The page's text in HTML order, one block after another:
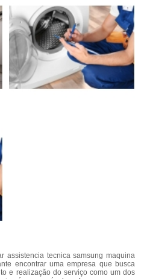
assistencia tecnica samsung maquina
encontrar uma empresa que busca
e realização do serviço como um dos